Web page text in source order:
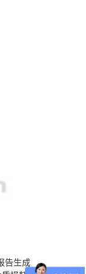
告生成